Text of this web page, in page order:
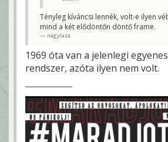
Tényleg kíváncsi lennék, volt-e ilyen
mind a két elődöntőn döntő frame.
nagylaza
1969 óta van a jelenlegi
rendszer, azóta ilyen nem volt.